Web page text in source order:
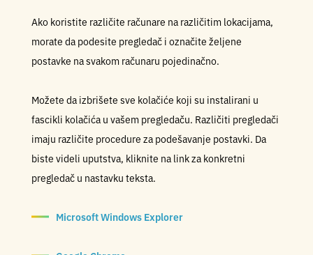
Ako koristite različite računare na različitim lokacijama,
morate da podesite pregledač i označite željene
postavke na svakom računaru pojedinačno.
Možete da izbrišete sve kolačiće koji su instalirani u
fascikli kolačića u vašem pregledaču. Različiti pregledači
imaju različite procedure za podešavanje postavki. Da
biste videli uputstva, kliknite na link za konkretni
pregledač u nastavku teksta.
Microsoft Windows Explorer